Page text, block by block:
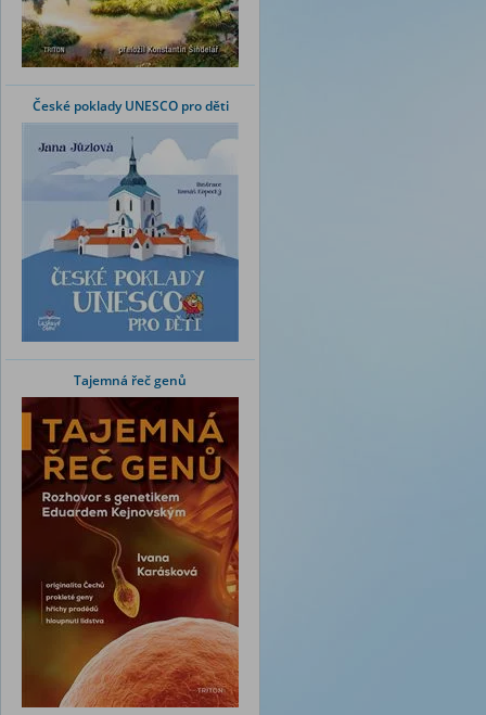
České poklady UNESCO pro děti
Tajemná řeč genů